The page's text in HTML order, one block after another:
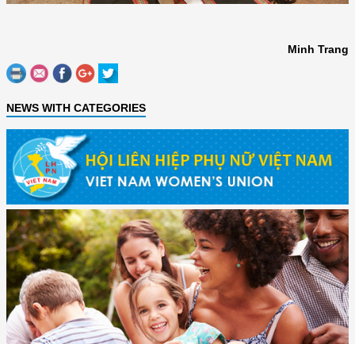
Minh Trang
NEWS WITH CATEGORIES